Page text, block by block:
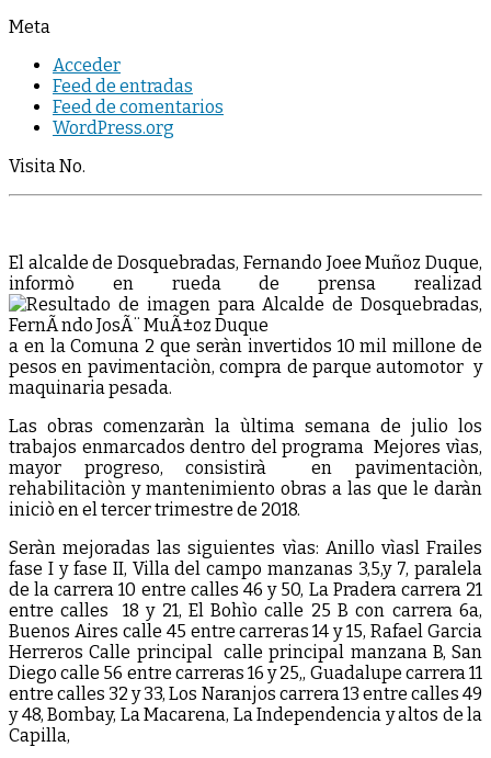
para
arreglo
de
vìas,
maquinaria
parque
automotor
Meta
Acceder
Feed de entradas
Feed de comentarios
WordPress.org
Visita No.
El alcalde de Dosquebradas, Fernando Joee Muñoz Duque,
informò en rueda de prensa realizad
a en la Comuna 2 que seràn invertidos 10 mil millone de
pesos en pavimentaciòn, compra de parque automotor y
maquinaria pesada.
Las obras comenzaràn la ùltima semana de julio los
trabajos enmarcados dentro del programa Mejores vìas,
mayor progreso, consistirà en pavimentaciòn,
rehabilitaciòn y mantenimiento obras a las que le daràn
iniciò en el tercer trimestre de 2018.
Seràn mejoradas las siguientes vìas: Anillo vìasl Frailes
fase I y fase II, Villa del campo manzanas 3,5,y 7, paralela
de la carrera 10 entre calles 46 y 50, La Pradera carrera 21
entre calles 18 y 21, El Bohìo calle 25 B con carrera 6a,
Buenos Aires calle 45 entre carreras 14 y 15, Rafael Garcia
Herreros Calle principal calle principal manzana B, San
Diego calle 56 entre carreras 16 y 25,, Guadalupe carrera 11
entre calles 32 y 33, Los Naranjos carrera 13 entre calles 49
y 48, Bombay, La Macarena, La Independencia y altos de la
Capilla,